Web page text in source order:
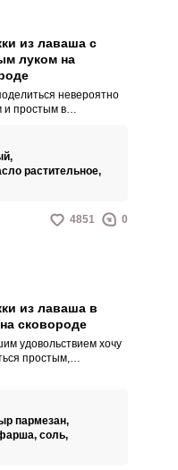
из лаваша с
луком на
невероятно
и простым в
у каждой хозяйки
фирменные рецепты
растительное,
4851 0
из лаваша в
сковороде
удовольствием хочу
простым,
подойдут для
перекуса или
чаепития.
пармезан,
соль,